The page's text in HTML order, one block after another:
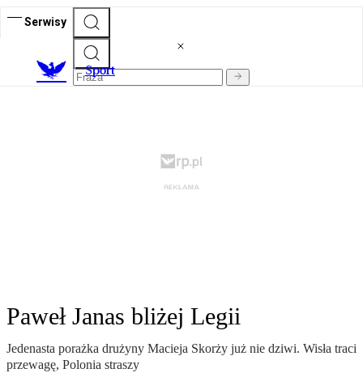
Serwisy
Sport
Paweł Janas bliżej Legii
Jedenasta porażka drużyny Macieja Skorży już nie dziwi. Wisła traci
przewagę, Polonia straszy